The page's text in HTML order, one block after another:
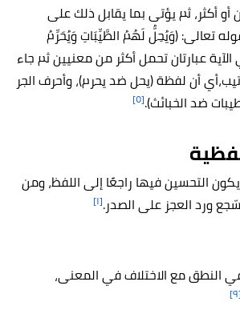
أكثر، ثم يؤتى بما يقابل ذلك على
تعالى: (وَيُحِلُّ لَهُمُ الطَّيِّبَاتِ وَيُحَرِّمُ
عبارتان تحمل أكثر من معنيين ثم جاء
أن لفظة (يحل ضد يحرم)، وأحرف الجر
ضد الخبائث).[٥]
التحسين فيها راجعًا إلى اللفظ، ومن
ورد العجز على الصدر.[١]
النطق مع الاختلاف في المعنى،
[٩]